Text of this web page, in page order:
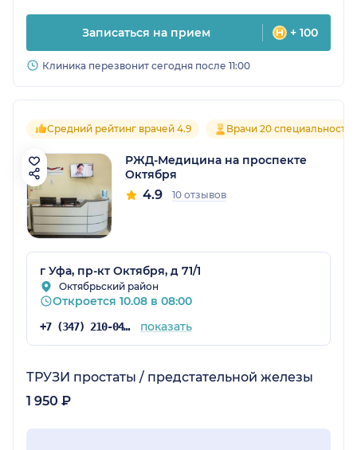
Записаться на прием + 100
Клиника перезвонит сегодня после 11:00
Средний рейтинг врачей 4.9 Врачи 20
РЖД-Медицина на проспекте
Октября
4.9 10 отзывов
г Уфа, пр-кт Октября, д 71/1
Октябрьский район
Откроется 10.08 в 08:00
+7 (347) 210-04-96 показать
ТРУЗИ простаты / предстательной железы
1 950 ₽